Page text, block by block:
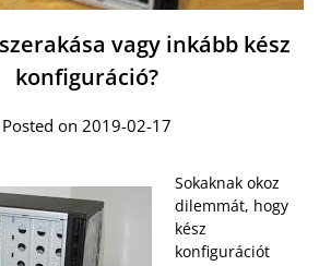
vagy inkább kész
konfiguráció?
Posted on 2019-02-17
Sokaknak okoz
dilemmát, hogy
kész
konfigurációt